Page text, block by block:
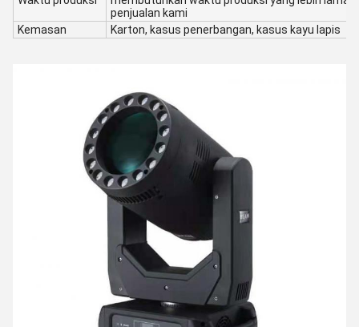
penjualan kami
Kemasan
Karton, kasus penerbangan, kasus kayu lapis